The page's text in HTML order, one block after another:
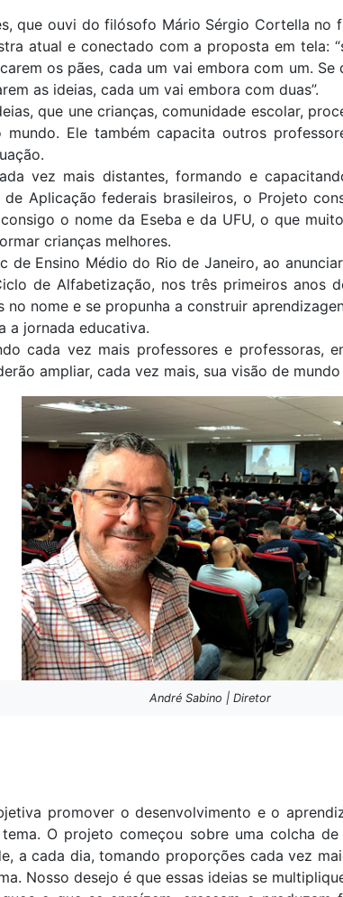
que ouvi do filósofo Mário Sérgio Cortella no
atual e conectado com a proposta em tela:
os pães, cada um vai embora com um.
as ideias, cada um vai embora com duas”.
que une crianças, comunidade escolar,
Ele também capacita outros
vez mais distantes, formando e
Aplicação federais brasileiros, o Projeto
o nome da Eseba e da UFU, o que
crianças melhores.
de Ensino Médio do Rio de Janeiro, ao
de Alfabetização, nos três primeiros anos
nome e se propunha a construir
a jornada educativa.
cada vez mais professores e professoras,
ampliar, cada vez mais, sua visão de
André Sabino | Diretor
promover o desenvolvimento e o
O projeto começou sobre uma colcha
a cada dia, tomando proporções cada vez
Nosso desejo é que essas ideias se